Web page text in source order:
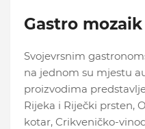
Gastro
Svojevrsnim
na jednom su mjestu
proizvodima
Rijeka i Riječki prsten,
kotar, Crikveničko-